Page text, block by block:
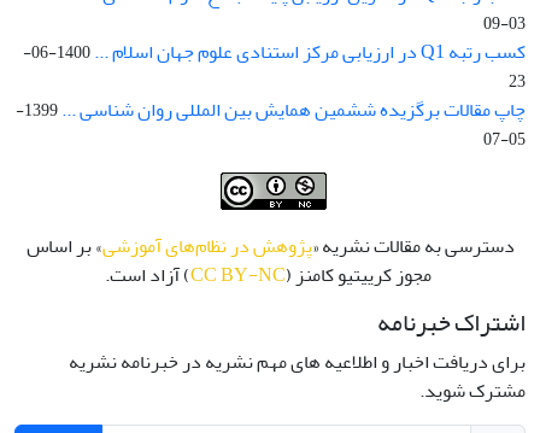
03-09
کسب رتبه Q1 در ارزیابی مرکز استنادی علوم جهان اسلام ...
1400-06-
23
چاپ مقالات برگزیده ششمین همایش بین المللی روان شناسی ...
1399-
05-07
دسترسی به مقالات نشریه «پژوهش در نظام‌های آموزشی» بر اساس
مجوز کرییتیو کامنز (CC BY-NC) آزاد است.
اشتراک خبرنامه
برای دریافت اخبار و اطلاعیه های مهم نشریه در خبرنامه نشریه
مشترک شوید.